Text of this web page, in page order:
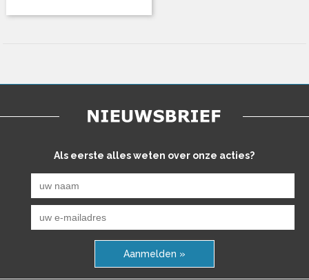
Als eerste alles weten over onze acties?
Aanmelden »